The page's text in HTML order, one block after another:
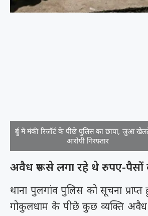
दुर्ग में मंकी रिजॉर्ट के पीछे पुलिस का छापा, जुआ
आरोपी गिरफ्तार
अवैध रूप से लगा रहे थे रुपए-पैसों
थाना पुलगांव पुलिस को सूचना प्राप्त
गोकुलधाम के पीछे कुछ व्यक्ति